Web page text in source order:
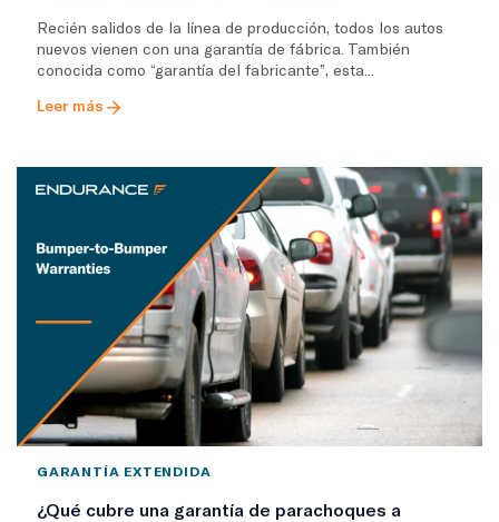
Recién salidos de la línea de producción, todos los autos
nuevos vienen con una garantía de fábrica. También
conocida como “garantía del fabricante”, esta...
Leer más
GARANTÍA EXTENDIDA
¿Qué cubre una garantía de parachoques a